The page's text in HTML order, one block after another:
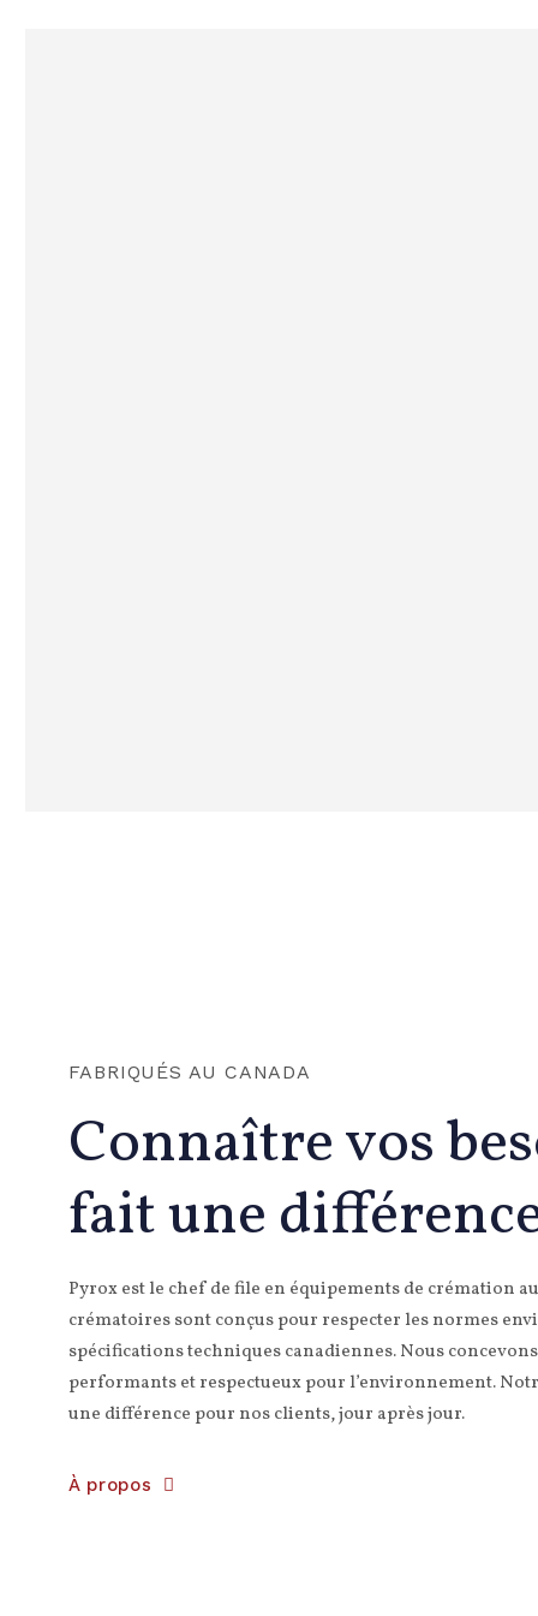
FABRIQUÉS AU CANADA
Connaître vos
fait une
Pyrox est le chef de file en équipements de crémation
crématoires sont conçus pour respecter les normes
spécifications techniques canadiennes. Nous
performants et respectueux pour l’environnement.
une différence pour nos clients, jour après jour.
À propos